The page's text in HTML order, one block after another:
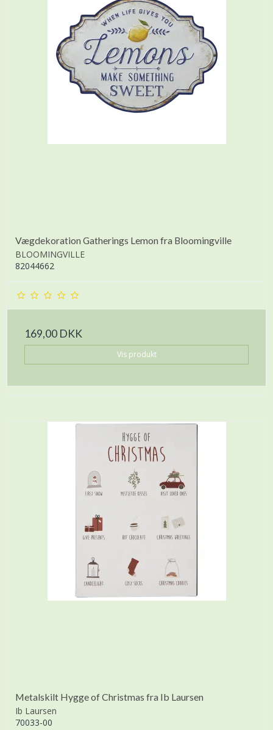
Vægdekoration Gatherings Lemon fra Bloomingville
BLOOMINGVILLE
82044662
169,00 DKK
Vis produkt
Metalskilt Hygge of Christmas fra Ib Laursen
Ib Laursen
70033-00